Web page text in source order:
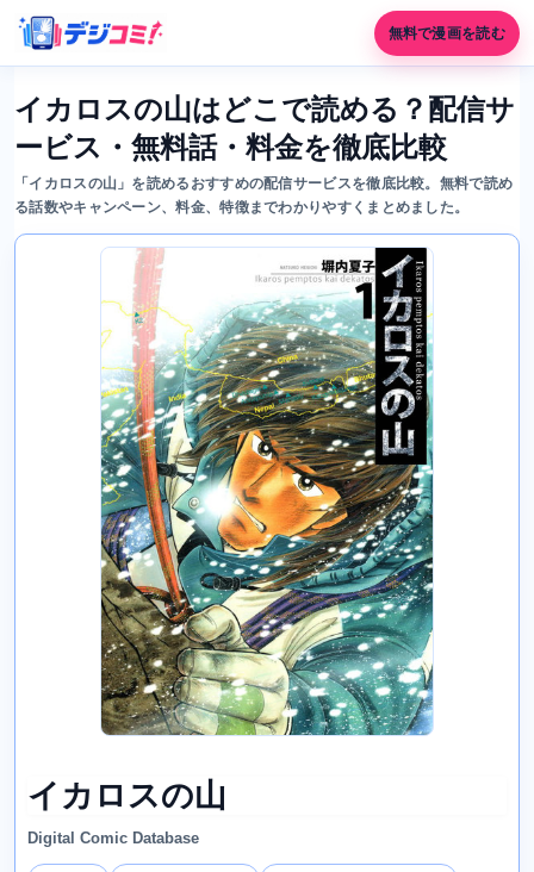
無料で漫画を読む
イカロスの山はどこで読める？配信サ
ービス・無料話・料金を徹底比較
「イカロスの山」を読めるおすすめの配信サービスを徹底比較。無料で読め
る話数やキャンペーン、料金、特徴までわかりやすくまとめました。
イカロスの山
Digital Comic Database